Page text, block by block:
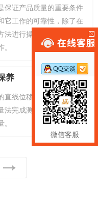
保证产品质量的重要条件
它工作的可靠性，除了在
进行操作以外，还必须
养
直线位移变为指针的角位
法完成测量,用于不同孔径
微信客服